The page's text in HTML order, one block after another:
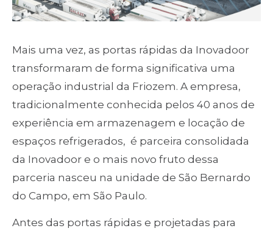
Mais uma vez, as portas rápidas da Inovadoor
transformaram de forma significativa uma
operação industrial da Friozem. A empresa,
tradicionalmente conhecida pelos 40 anos de
experiência em armazenagem e locação de
espaços refrigerados, é parceira consolidada
da Inovadoor e o mais novo fruto dessa
parceria nasceu na unidade de São Bernardo
do Campo, em São Paulo.
Antes das portas rápidas e projetadas para